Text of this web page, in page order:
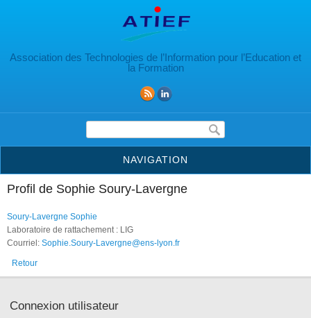
Association des Technologies de l’Information pour l’Education et
la Formation
Formulaire de recherche
NAVIGATION
Profil de Sophie Soury-Lavergne
Soury-Lavergne Sophie
Laboratoire de rattachement : LIG
Courriel: Sophie.Soury-Lavergne@ens-lyon.fr
Retour
Connexion utilisateur